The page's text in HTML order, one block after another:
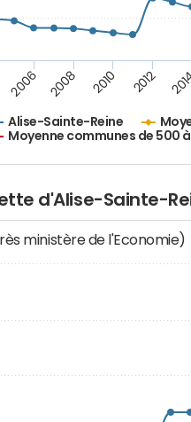
Alise-Sainte-Reine
Moyenne communes de 500
2006 2008 2010 2012
d'Alise-Sainte-
ministère de l'Economie)